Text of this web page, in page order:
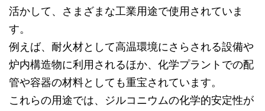
活かして、さまざまな工業用途で使用されていま
す。
例えば、耐火材として高温環境にさらされる設備や
炉内構造物に利用されるほか、化学プラントでの配
管や容器の材料としても重宝されています。
これらの用途では、ジルコニウムの化学的安定性が